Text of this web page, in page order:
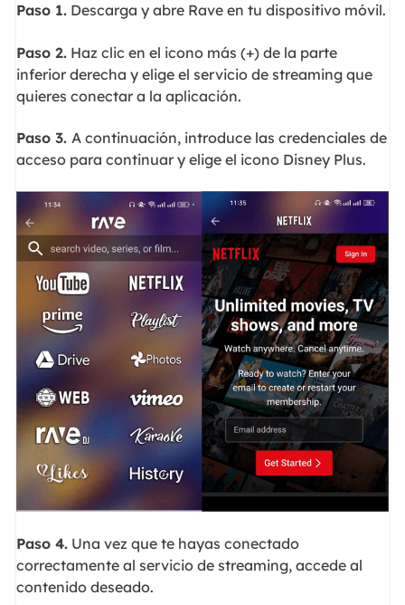
Paso 1.Descarga y abre Rave en tu dispositivo móvil.
Paso 2.Haz clic en el icono más (+) de la parte
inferior derecha y elige el servicio de streaming que
quieres conectar a la aplicación.
Paso 3. A continuación, introduce las credenciales de
acceso para continuar y elige el icono Disney Plus.
Paso 4.Una vez que te hayas conectado
correctamente al servicio de streaming, accede al
contenido deseado.